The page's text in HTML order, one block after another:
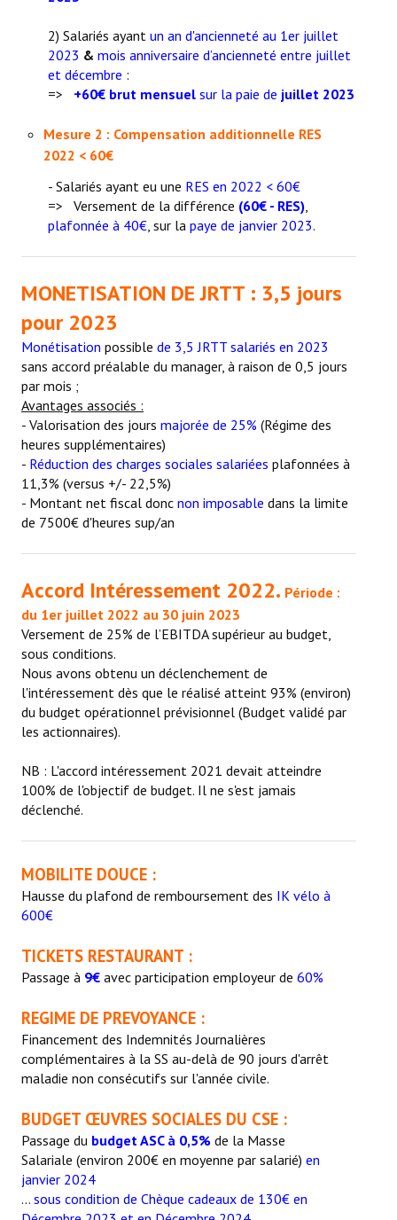
2) Salariés ayant un an d'ancienneté au 1er juillet
2023 & mois anniversaire d’ancienneté entre juillet
et décembre :
=> +60€ brut mensuel sur la paie de juillet 2023
Mesure 2 : Compensation additionnelle RES
2022 < 60€
- Salariés ayant eu une RES en 2022 < 60€
=> Versement de la différence (60€ - RES)
plafonnée à 40€ , sur la paye de janvier 2023.
MONETISATION DE JRTT : 3,5 jours
pour 2023
Monétisation possible de 3,5 JRTT salariés en 2023
sans accord préalable du manager, à raison de 0,5 jours
par mois ;
Avantages associés :
- Valorisation des jours majorée de 25% (Régime des
heures supplémentaires)
- Réduction des charges sociales salariées plafonnées à
11,3% (versus +/- 22,5%)
- Montant net fiscal donc non imposable dans la limite
de 7500€ d'heures sup/an
Accord Intéressement 2022. Période :
du 1er juillet 2022 au 30 juin 2023
Versement de 25% de l’EBITDA supérieur au budget,
sous conditions.
Nous avons obtenu un déclenchement de
l'intéressement dès que le réalisé atteint 93% (environ)
du budget opérationnel prévisionnel (Budget validé par
les actionnaires).
NB : L'accord intéressement 2021 devait atteindre
100% de l'objectif de budget. Il ne s'est jamais
déclenché.
MOBILITE DOUCE :
Hausse du plafond de remboursement des IK vélo à
600€
TICKETS RESTAURANT :
Passage à 9€ avec participation employeur de 60%
REGIME DE PREVOYANCE :
Financement des Indemnités Journalières
complémentaires à la SS au-delà de 90 jours d'arrêt
maladie non consécutifs sur l'année civile.
BUDGET ŒUVRES SOCIALES DU CSE :
Passage du budget ASC à 0,5% de la Masse
Salariale (environ 200€ en moyenne par salarié) en
janvier 2024
... sous condition de Chèque cadeaux de 130€ en